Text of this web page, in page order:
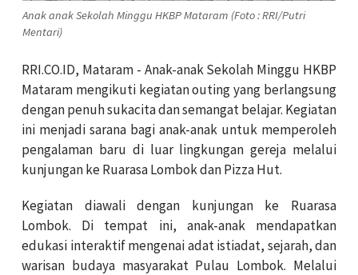
Anak anak Sekolah Minggu HKBP Mataram (Foto : RRI/Putri
Mentari)
RRI.CO.ID, Mataram - Anak-anak Sekolah Minggu HKBP
Mataram mengikuti kegiatan outing yang berlangsung
dengan penuh sukacita dan semangat belajar. Kegiatan
ini menjadi sarana bagi anak-anak untuk memperoleh
pengalaman baru di luar lingkungan gereja melalui
kunjungan ke Ruarasa Lombok dan Pizza Hut.
Kegiatan diawali dengan kunjungan ke Ruarasa
Lombok. Di tempat ini, anak-anak mendapatkan
edukasi interaktif mengenai adat istiadat, sejarah, dan
warisan budaya masyarakat Pulau Lombok. Melalui